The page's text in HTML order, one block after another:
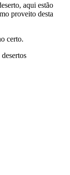
o, aqui estão
proveito desta
certo.
desertos